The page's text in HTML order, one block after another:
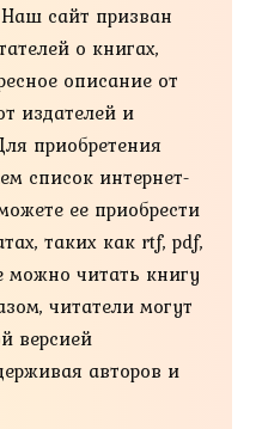
сайт призван
о книгах,
описание от
издателей и
приобретения
список интернет-
ее приобрести
таких как rtf, pdf,
можно читать книгу
читатели могут
версией
авторов и